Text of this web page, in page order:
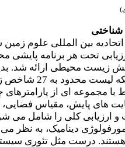
)
علوم زمین شناسی ارائه شد که آن در
تحت هر برنامه پایشی
زیست محیطی ارائه شد.
کاربرد
با مجموعه ای از
های پایش، مقیاس فضایی،
ارزیابی کلی را شامل می
دینامیک، به
درست مثل تئوری سیستم